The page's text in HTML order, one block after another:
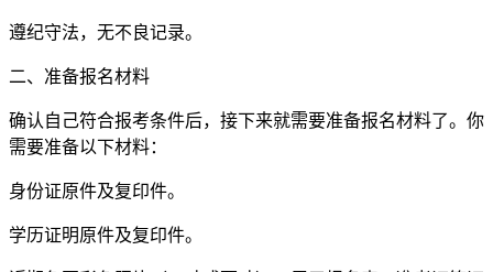
遵纪守法，无不良记录。
二、准备报名材料
确认自己符合报考条件后，接下来就需要准备报名材料了。你
需要准备以下材料：
身份证原件及复印件。
学历证明原件及复印件。